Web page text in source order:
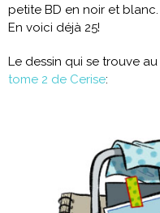
petite BD en noir et blanc.
En voici déjà 25!
Le dessin qui se trouve
tome 2 de Cerise: